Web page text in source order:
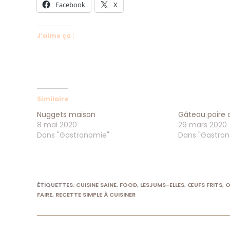
Facebook X
J’aime ça :
Similaire
Nuggets maison
8 mai 2020
Dans "Gastronomie"
Gâteau poire
29 mars 2020
Dans
ÉTIQUETTES: CUISINE SAINE, FOOD, LESJUMS-ELLES, ŒUFS FRITS,
FAIRE, RECETTE SIMPLE À CUISINER